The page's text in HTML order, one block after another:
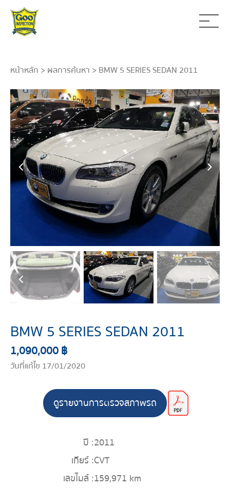
หน้าหลัก > ผลการค้นหา > BMW 5 SERIES SEDAN 2011
BMW 5 SERIES SEDAN 2011
1,090,000 ฿
วันที่แก้ไข 17/01/2020
ดูรายงานการตรวจสภาพรถ
ปี :2011
เกียร์ :CVT
เลขไมล์ :159,971 km